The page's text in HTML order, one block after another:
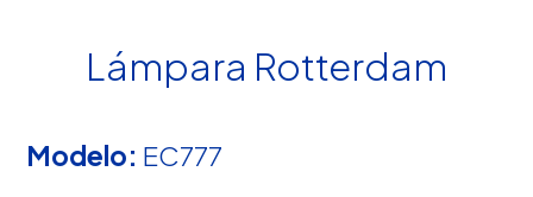
Lámpara Rotterdam
Modelo: EC777